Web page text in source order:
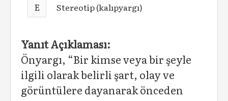
E Stereotip (kalıpyargı)
Yanıt Açıklaması:
Önyargı, “Bir kimse veya bir şeyle
ilgili olarak belirli şart, olay ve
görüntülere dayanarak önceden